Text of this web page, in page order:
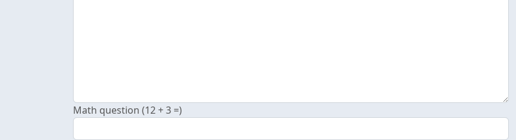
Math question (12 + 3 =)